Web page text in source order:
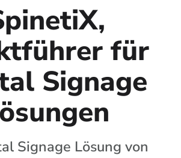
für
Signage
Signage Lösung von